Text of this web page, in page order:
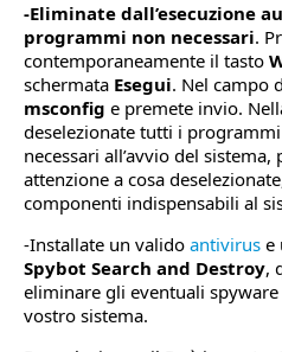
-Eliminate dall’esecuzione
programmi non necessari.
contemporaneamente il tasto
schermata Esegui. Nel campo
msconfig e premete invio.
deselezionate tutti i
necessari all’avvio del
attenzione a cosa
componenti indispensabili al
-Installate un valido antivirus e
Spybot Search and Destroy,
eliminare gli eventuali
vostro sistema.